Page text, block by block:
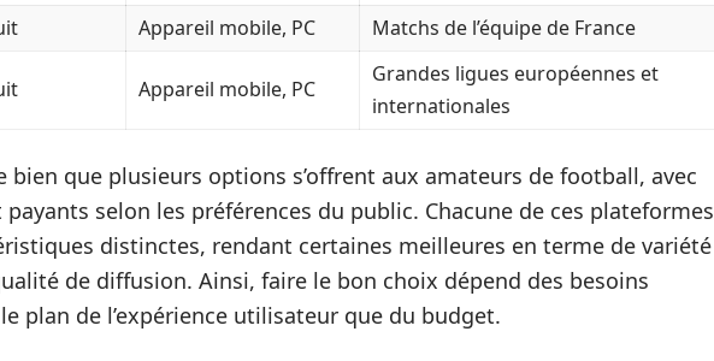
Appareil mobile, PC Matchs de l’équipe de France
Appareil mobile, PC
Grandes ligues européennes et
internationales
bien que plusieurs options s’offrent aux amateurs de football, avec
selon les préférences du public. Chacune de ces plateformes
distinctes, rendant certaines meilleures en terme de variété
de diffusion. Ainsi, faire le bon choix dépend des besoins
plan de l’expérience utilisateur que du budget.